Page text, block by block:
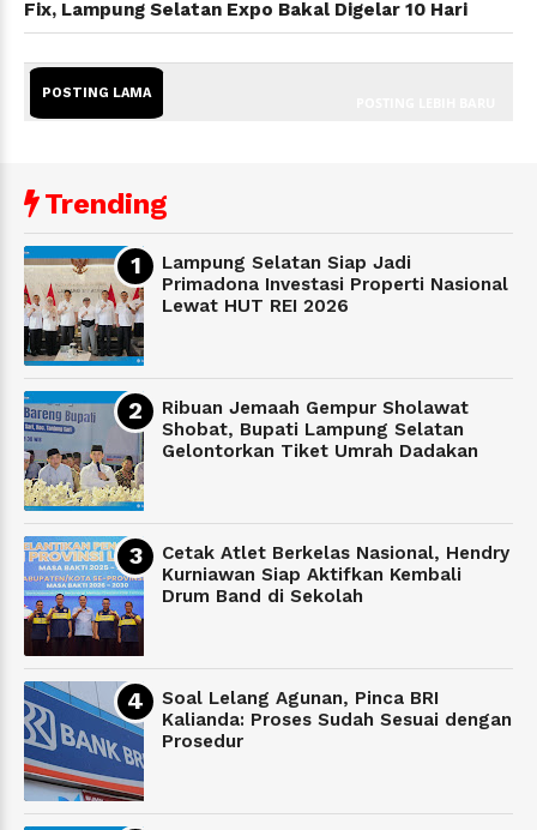
Fix, Lampung Selatan Expo Bakal Digelar 10 Hari
POSTING LAMA
Trending
Lampung Selatan Siap Jadi
Primadona Investasi Properti Nasional
Lewat HUT REI 2026
Ribuan Jemaah Gempur Sholawat
Shobat, Bupati Lampung Selatan
Gelontorkan Tiket Umrah Dadakan
Cetak Atlet Berkelas Nasional, Hendry
Kurniawan Siap Aktifkan Kembali
Drum Band di Sekolah
Soal Lelang Agunan, Pinca BRI
Kalianda: Proses Sudah Sesuai dengan
Prosedur